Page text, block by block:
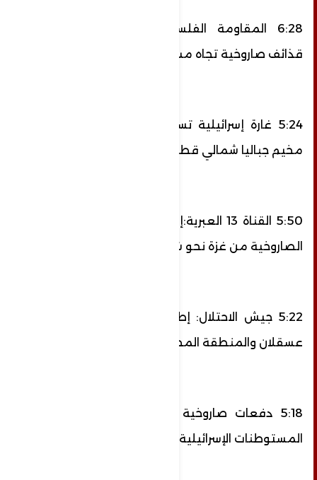
6:28 المقاومة الفلسطينية تطلق مجددا
قذائف صاروخية تجاه مستوطنات غلاف غزة
5:24 غارة إسرائيلية تستهدف أرضا زراعية في
مخيم جباليا شمالي قطاع غزة.
5:50 القناة 13 العبرية:إطلاق وابل من القذائف
الصاروخية من غزة نحو شاطئ عسقلان.
5:22 جيش الاحتلال: إطلاق صفارات الإنذار في
عسقلان والمنطقة المحيطة بقطاع غزة
5:18 دفعات صاروخية من قطاع غزة باتجاه
المستوطنات الإسرائيلية